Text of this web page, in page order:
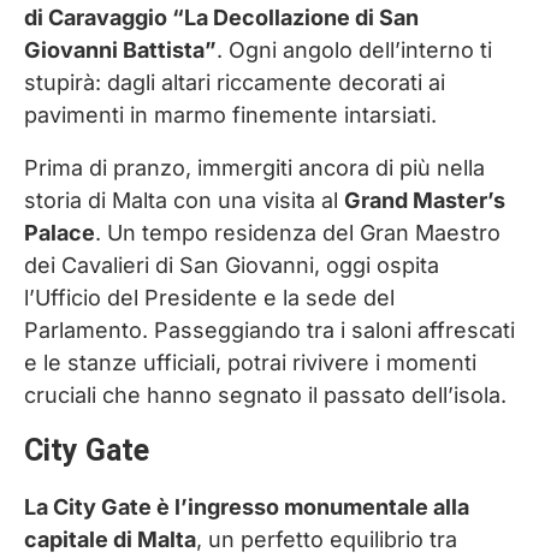
di Caravaggio “La Decollazione di San
Giovanni Battista”. Ogni angolo dell’interno ti
stupirà: dagli altari riccamente decorati ai
pavimenti in marmo finemente intarsiati.
Prima di pranzo, immergiti ancora di più nella
storia di Malta con una visita al Grand Master’s
Palace. Un tempo residenza del Gran Maestro
dei Cavalieri di San Giovanni, oggi ospita
l’Ufficio del Presidente e la sede del
Parlamento. Passeggiando tra i saloni affrescati
e le stanze ufficiali, potrai rivivere i momenti
cruciali che hanno segnato il passato dell’isola.
City Gate
La City Gate è l’ingresso monumentale alla
capitale di Malta, un perfetto equilibrio tra